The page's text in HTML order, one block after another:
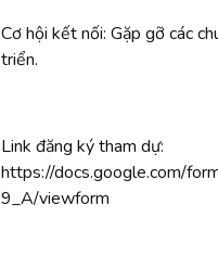
Cơ hội kết nối: Gặp gỡ các
triển.
Link đăng ký tham dự:
https://docs.google.com/
9_A/viewform